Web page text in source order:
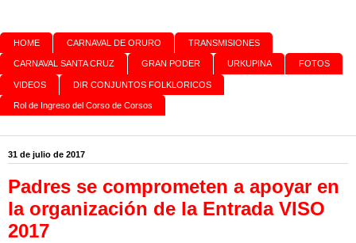
HOME CARNAVAL DE ORURO TRANSMISIONES
CARNAVAL SANTA CRUZ GRAN PODER URKUPINA FOTOS
VIDEOS DIR CONJUNTOS FOLKLORICOS
Rol de Ingreso del Corso de Corsos
31 de julio de 2017
Padres se comprometen a apoyar en
la organización de la Entrada VISO
2017